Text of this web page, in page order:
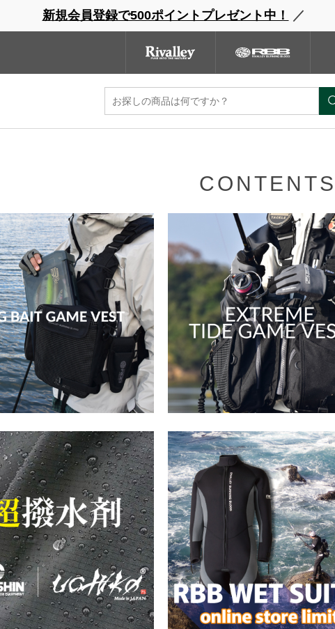
新規会員登録で500ポイントプレゼント中！ ／
ブランドサイト 商品一覧 ブランドサイト
CONTENTS